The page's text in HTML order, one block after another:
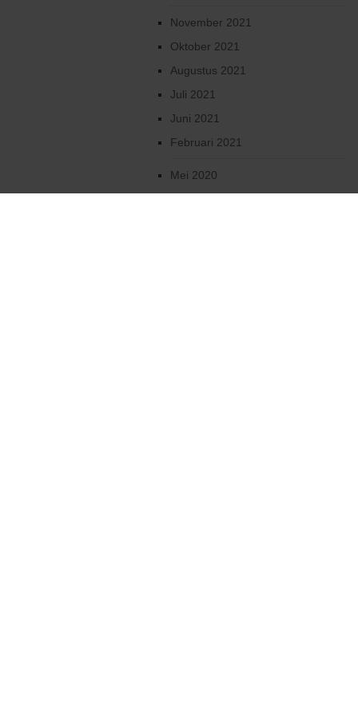
November 2021
Oktober 2021
Augustus 2021
Juli 2021
Juni 2021
Februari 2021
Mei 2020